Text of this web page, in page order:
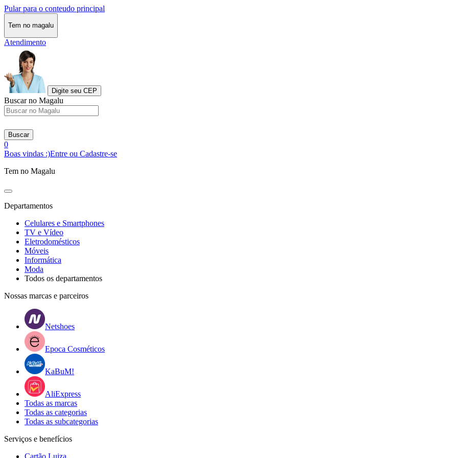
Pular para o conteudo principal
Tem no magalu
Atendimento
Digite seu CEP
Buscar no Magalu
Buscar
0
Boas vindas :)Entre ou Cadastre-se
Tem no Magalu
Departamentos
Celulares e Smartphones
TV e Vídeo
Eletrodomésticos
Móveis
Informática
Moda
Todos os departamentos
Nossas marcas e parceiros
Netshoes
Epoca Cosméticos
KaBuM!
AliExpress
Todas as marcas
Todas as categorias
Todas as subcategorias
Serviços e benefícios
Cartão Luiza